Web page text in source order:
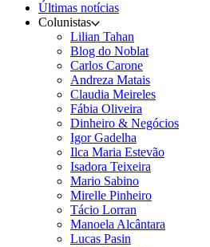
Últimas notícias
Colunistas
Lilian Tahan
Blog do Noblat
Carlos Carone
Andreza Matais
Claudia Meireles
Fábia Oliveira
Dinheiro & Negócios
Igor Gadelha
Ilca Maria Estevão
Isadora Teixeira
Mario Sabino
Mirelle Pinheiro
Tácio Lorran
Manoela Alcântara
Lucas Pasin